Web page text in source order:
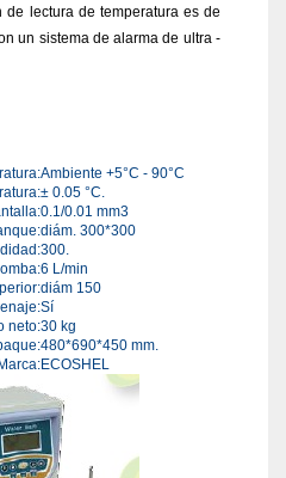
de lectura de temperatura es de
un sistema de alarma de ultra -
Ambiente +5°C - 90°C
± 0.05 °C.
0.1/0.01 mm3
diám. 300*300
300.
6 L/min
diám 150
Sí
neto:30 kg
480*690*450 mm.
ECOSHEL